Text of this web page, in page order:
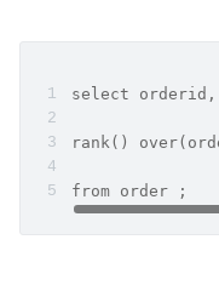
select orderid,
rank()
from order ;